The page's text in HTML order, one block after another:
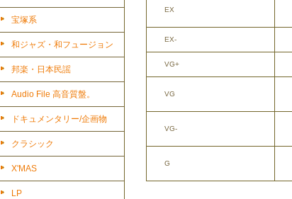
宝塚系
和ジャズ・和フュージョン
邦楽・日本民謡
Audio File 高音質盤。
ドキュメンタリー/企画物
クラシック
X'MAS
LP
EX
EX-
VG+
VG
VG-
G